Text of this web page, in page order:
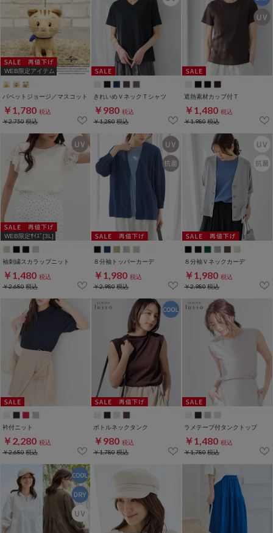
WEB限定アイテム
パペットジョージ／マスコット
￥1,780 税込
￥2,750税込
きれいめＶネックＴシャツ
￥980 税込
￥1,280税込
遮熱素材カップ付Ｔ
￥1,480 税込
￥1,980税込
WEB限定ｻｲｽﾞ[3L]
袖刺繍スカラップニット
￥1,480 税込
￥2,680税込
８分袖トッパーカーデ
￥1,980 税込
￥2,980税込
８分袖Ｖネックカーデ
￥1,980 税込
￥2,980税込
衿付ニット
￥2,280 税込
￥2,680税込
ボトルネックタンク
￥980 税込
￥1,780税込
ラメテープ付タンクトップ
￥1,480 税込
￥1,780税込